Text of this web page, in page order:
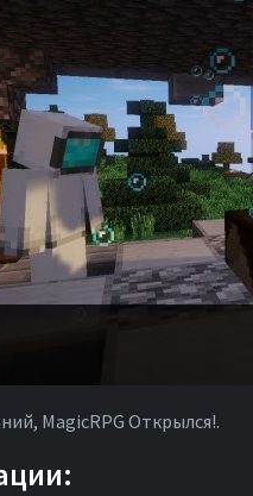
MagicRPG Открылся!.